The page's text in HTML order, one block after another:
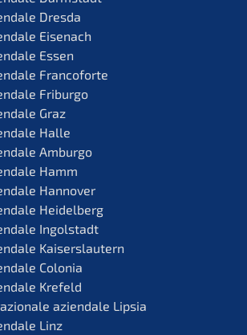
Dresda
Eisenach
Essen
Francoforte
Friburgo
Graz
Halle
Amburgo
Hamm
Hannover
Heidelberg
Ingolstadt
Kaiserslautern
Colonia
Krefeld
aziend­a­le Lipsia
Linz